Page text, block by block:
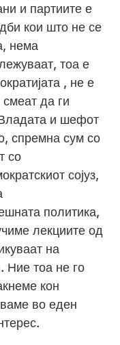
и партиите е
кои што не се
нема
тоа е
, не е
да ги
и шефот
спремна сум со
со
сојуз,
политика,
лекциите од
на
Ние тоа не го
кон
во еден